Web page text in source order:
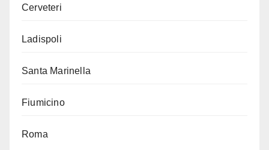
Cerveteri
Ladispoli
Santa Marinella
Fiumicino
Roma